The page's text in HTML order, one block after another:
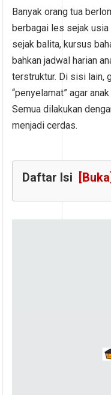
Banyak orang tua
berbagai les sejak
sejak balita, kursus
bahkan jadwal harian
terstruktur. Di sisi lain,
“penyelamat” agar
Semua dilakukan
menjadi cerdas.
Daftar Isi [Buka]